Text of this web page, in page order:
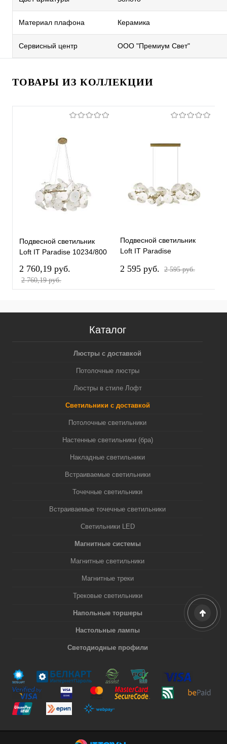
Материал плафона Керамика
Сервисный центр ООО "Премиум Свет"
ТОВАРЫ ИЗ КОЛЛЕКЦИИ
Подвесной светильник
Loft IT Paradise 10234/800
2 760,19 pуб.
2 760,19 pуб.
Подвесной светильник
Loft IT Paradise
2 595 pуб. 2 595 pуб.
Каталог
Люстры с доставкой
Потолочные люстры
Люстры в стиле Лофт
Светильники с доставкой
Потолочные светильники
Настенные светильники (бра)
Накладные светильники
Встраиваемые светильники
Точечные светильники
Встраиваемые точечные светильники
Светильники LED
Магнитные системы
Магнитные светильники
Магнитные треки
Трековые светильники
Напольные торшеры
Настольные лампы
Светодиодные профили